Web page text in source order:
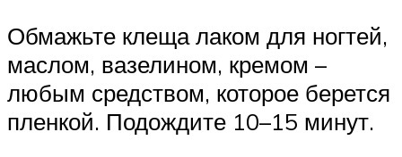
Обмажьте клеща лаком для ногтей,
маслом, вазелином, кремом –
любым средством, которое берется
пленкой. Подождите 10–15 минут.